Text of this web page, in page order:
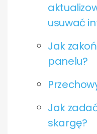
usuwać
Jak
panelu?
Jak
skargę?